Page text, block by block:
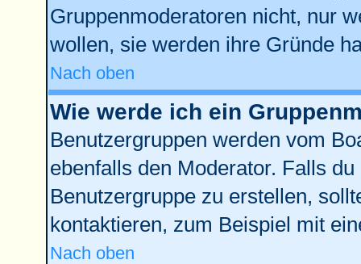
Gruppenmoderatoren nicht, nur
wollen, sie werden ihre Gründe
Nach oben
Wie werde ich ein
Benutzergruppen werden vom
ebenfalls den Moderator. Falls
Benutzergruppe zu erstellen,
kontaktieren, zum Beispiel mit
Nach oben